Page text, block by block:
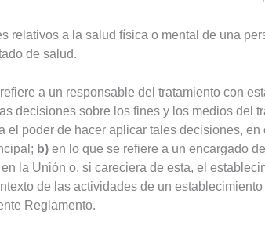
relativos a la salud física o mental de una
de salud.
a un responsable del tratamiento con
decisiones sobre los fines y los medios del
el poder de hacer aplicar tales decisiones,
b) en lo que se refiere a un encargado
la Unión o, si careciera de esta, el
de las actividades de un
Reglamento.